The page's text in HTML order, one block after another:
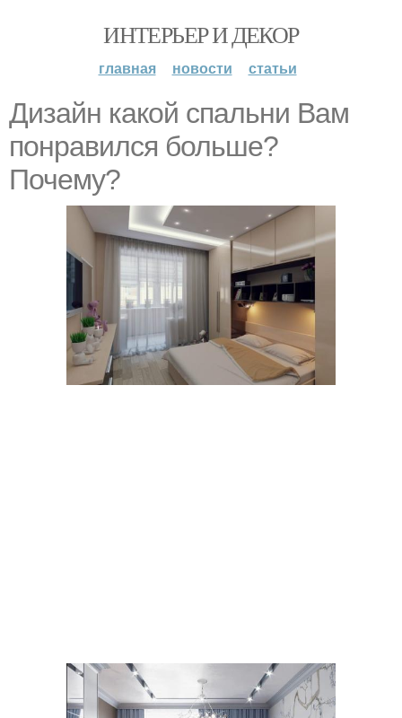
ИНТЕРЬЕР И ДЕКОР
главная новости статьи
Дизайн какой спальни Вам
понравился больше?
Почему?